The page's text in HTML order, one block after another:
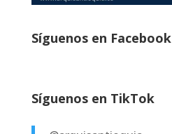
Síguenos en Facebook
Síguenos en TikTok